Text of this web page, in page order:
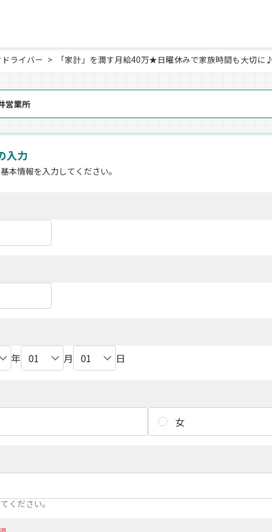
ライバー 「家計」を潤す月給40万★日曜休みで家族時間も大切に♪
営業所
入力
本情報を入力してください。
年 月 日
女
ください。